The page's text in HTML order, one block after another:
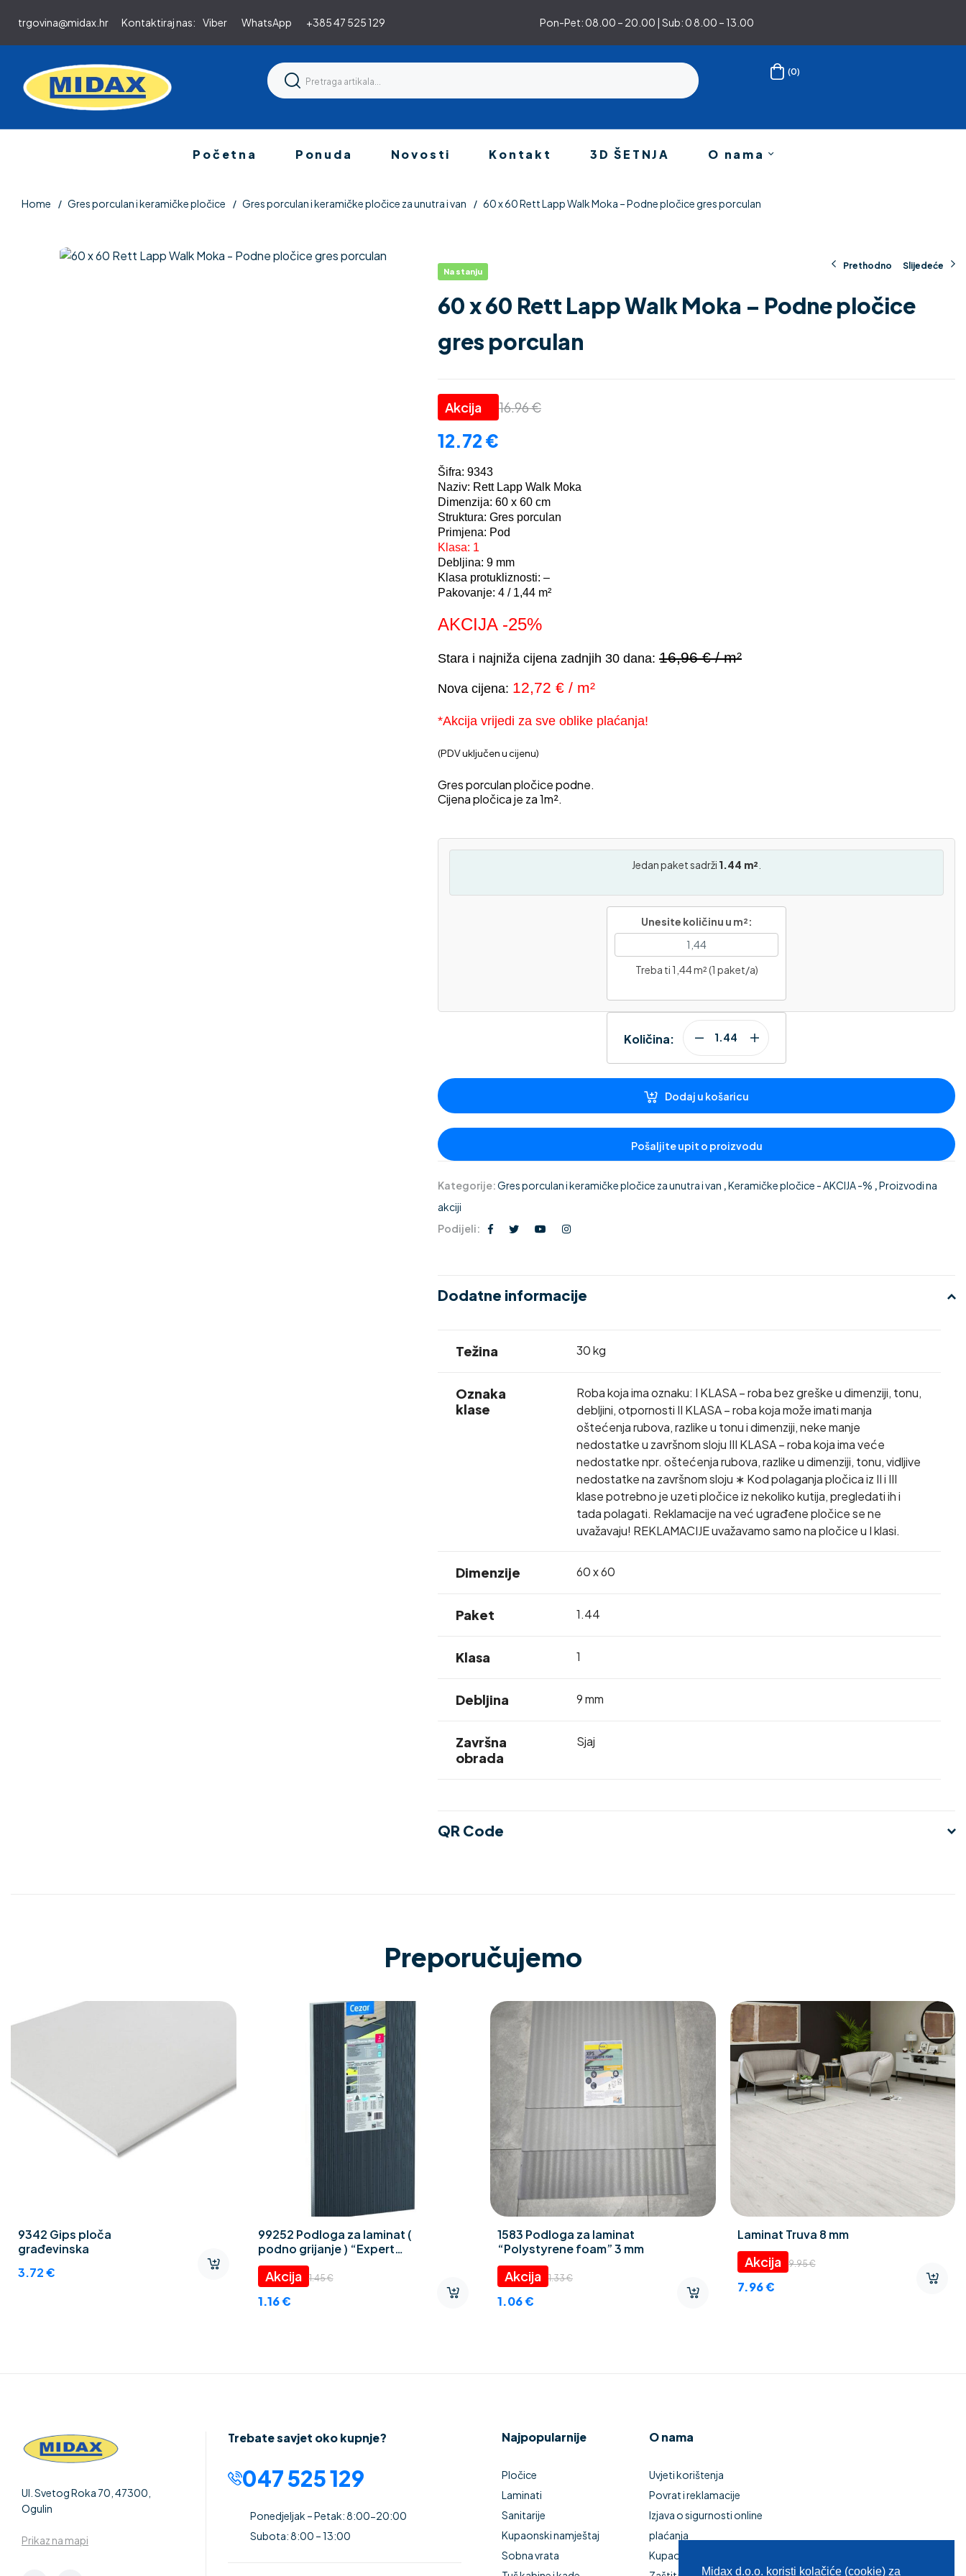
trgovina@midax.hr Kontaktiraj nas: Viber WhatsApp +385 47 525 129 Pon-Pet: 08.00 – 20.00 | Sub: 0 8.00 – 13.00
(0)
Početna Ponuda Novosti Kontakt 3D ŠETNJA O nama
Home Gres porculan i keramičke pločice Gres porculan i keramičke pločice za unutra i van 60 x 60 Rett Lapp Walk Moka – Podne pločice gres porculan
Prethodno Slijedeće
Na stanju
60 x 60 Rett Lapp Walk Moka – Podne pločice
gres porculan
16.96€
12.72 €
Šifra: 9343
Naziv: Rett Lapp Walk Moka
Dimenzija: 60 x 60 cm
Struktura: Gres porculan
Primjena: Pod
Klasa: 1
Debljina: 9 mm
Klasa protukliznosti: –
Pakovanje: 4 / 1,44 m²
AKCIJA -25%
Stara i najniža cijena zadnjih 30 dana: 16,96€ / m²
Nova cijena: 12,72 € / m²
*Akcija vrijedi za sve oblike plaćanja!
(PDV uključen u cijenu)
Gres porculan pločice podne.
Cijena pločica je za 1m².
Jedan paket sadrži 1.44 m²
Unesite količinu u m²:
Treba ti 1,44 m² (1 paket/a)
Količina:
Dodaj u košaricu
Kategorije:Gres porculan i keramičke pločice za unutra i van ,Keramičke pločice - AKCIJA -% ,Proizvodi na
akciji
Podijeli:
Dodatne informacije
Težina 30 kg
Oznaka
klase
Roba koja ima oznaku: I KLASA – roba bez greške u dimenziji, tonu,
debljini, otpornosti II KLASA – roba koja može imati manja
oštećenja rubova, razlike u tonu i dimenziji, neke manje
nedostatke u završnom sloju III KLASA – roba koja ima veće
nedostatke npr. oštećenja rubova, razlike u dimenziji, tonu, vidljive
nedostatke na završnom sloju ∗ Kod polaganja pločica iz II i III
klase potrebno je uzeti pločice iz nekoliko kutija, pregledati ih i
tada polagati. Reklamacije na već ugrađene pločice se ne
uvažavaju! REKLAMACIJE uvažavamo samo na pločice u I klasi.
Dimenzije 60 x 60
Paket 1.44
Klasa 1
Debljina 9 mm
Završna
obrada
Sjaj
QR Code
Preporučujemo
9342 Gips ploča
građevinska
3.72€
99252 Podloga za laminat (
podno grijanje ) “Expert
Thermo CEZAR” 2 mm
1.45€
1.16€
1583 Podloga za laminat
“Polystyrene foam” 3 mm
1.33€
1.06€
Laminat Truva 8 mm
9.95€
7.96€
Ul. Svetog Roka 70, 47300,
Ogulin
Prikaz na mapi
Trebate savjet oko kupnje?
047 525 129
Ponedjeljak – Petak: 8:00-20:00
Subota: 8:00 – 13:00
Najpopularnije
Pločice
Laminati
Sanitarije
Kupaonski namještaj
Sobna vrata
O nama
Uvjeti korištenja
Povrat i reklamacije
Izjava o sigurnosti online
plaćanja
Kupaonski namještaj
Midax d.o.o. koristi kolačiće (cookie) za